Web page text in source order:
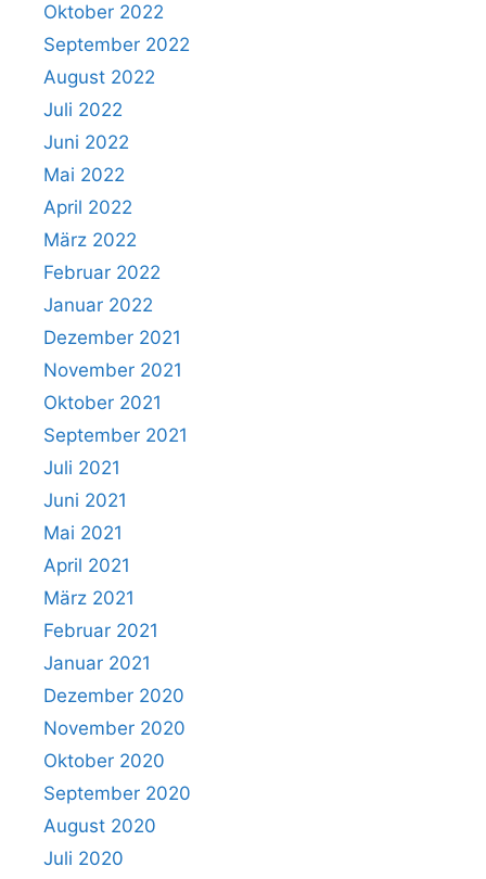
Oktober 2022
September 2022
August 2022
Juli 2022
Juni 2022
Mai 2022
April 2022
März 2022
Februar 2022
Januar 2022
Dezember 2021
November 2021
Oktober 2021
September 2021
Juli 2021
Juni 2021
Mai 2021
April 2021
März 2021
Februar 2021
Januar 2021
Dezember 2020
November 2020
Oktober 2020
September 2020
August 2020
Juli 2020